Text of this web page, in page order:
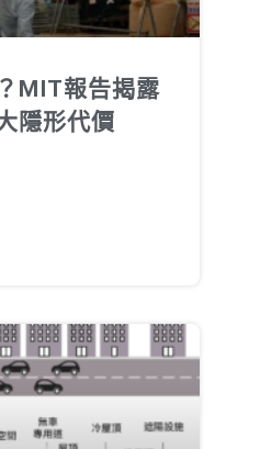
MIT報告揭露
隱形代價